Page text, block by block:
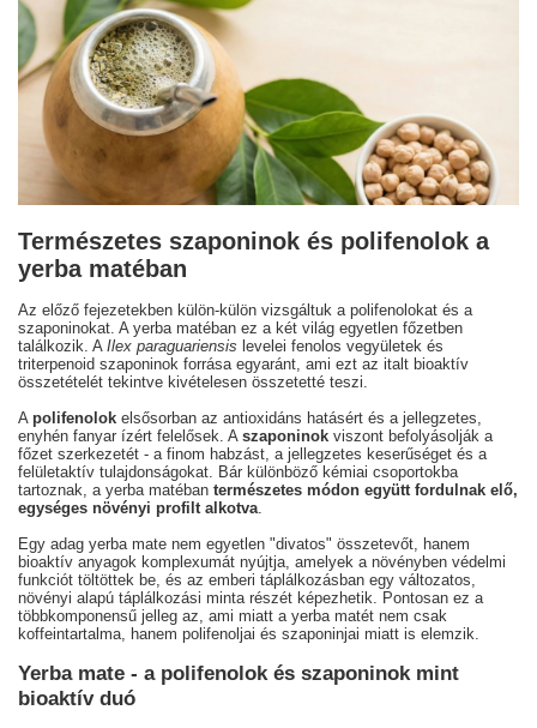
Természetes szaponinok és polifenolok a
yerba matéban
Az előző fejezetekben külön-külön vizsgáltuk a polifenolokat és a
szaponinokat. A yerba matéban ez a két világ egyetlen főzetben
találkozik. A Ilex paraguariensis levelei fenolos vegyületek és
triterpenoid szaponinok forrása egyaránt, ami ezt az italt bioaktív
összetételét tekintve kivételesen összetetté teszi.
A polifenolok elsősorban az antioxidáns hatásért és a jellegzetes,
enyhén fanyar ízért felelősek. A szaponinok viszont befolyásolják a
főzet szerkezetét - a finom habzást, a jellegzetes keserűséget és a
felületaktív tulajdonságokat. Bár különböző kémiai csoportokba
tartoznak, a yerba matéban természetes módon együtt fordulnak elő,
egységes növényi profilt alkotva.
Egy adag yerba mate nem egyetlen "divatos" összetevőt, hanem
bioaktív anyagok komplexumát nyújtja, amelyek a növényben védelmi
funkciót töltöttek be, és az emberi táplálkozásban egy változatos,
növényi alapú táplálkozási minta részét képezhetik. Pontosan ez a
többkomponensű jelleg az, ami miatt a yerba matét nem csak
koffeintartalma, hanem polifenoljai és szaponinjai miatt is elemzik.
Yerba mate - a polifenolok és szaponinok mint
bioaktív duó